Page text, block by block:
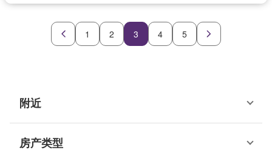
1 2 3 4 5
附近
房产类型